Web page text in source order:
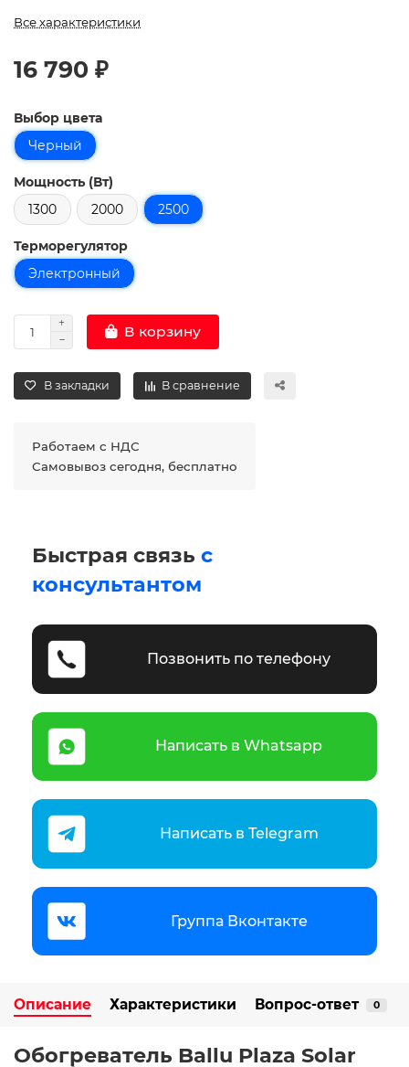
Все характеристики
16 790 ₽
Выбор цвета
Черный
Мощность (Вт)
1300
2000 2500
Терморегулятор
Электронный
В корзину
В закладки В сравнение
Работаем с НДС
Самовывоз сегодня, бесплатно
Быстрая связь с
консультантом
Позвонить по телефону
Написать в Whatsapp
Написать в Telegram
Группа Вконтакте
Описание Характеристики Вопрос-ответ 0
Обогреватель Ballu Plaza Solar